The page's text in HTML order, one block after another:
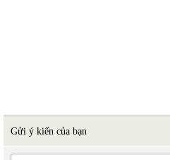
Gửi ý kiến của bạn